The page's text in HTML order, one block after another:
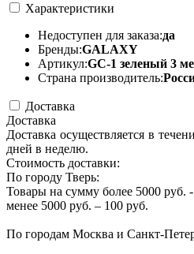
Характеристики
Недоступен для заказа:да
Бренды:GALAXY
Артикул:GC-1 зеленый 3
Страна производитель:
Доставка
Доставка
Доставка осуществляется в
дней в неделю.
Стоимость доставки:
По городу Тверь:
Товары на сумму более 5000
менее 5000 руб. – 100 руб.
По городам Москва и Санкт-